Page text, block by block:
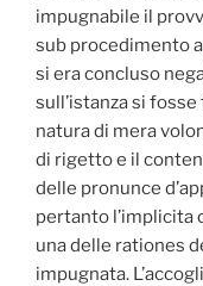
impugnabile il
sub procedimento
si era concluso
sull’istanza si
natura di mera
di rigetto e il
delle pronunce
pertanto l’implicita
una delle rationes
impugnata.